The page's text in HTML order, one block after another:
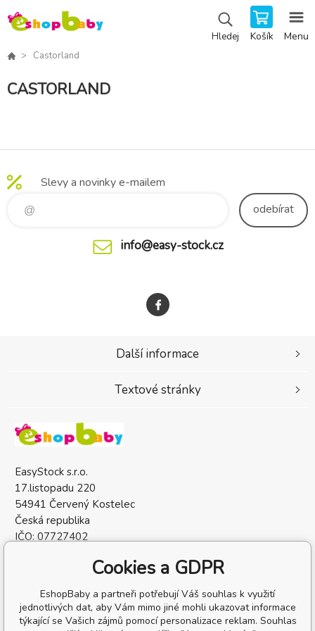
Hledej Košík Menu
Castorland
CASTORLAND
Slevy a novinky e-mailem
odebírat
info@easy-stock.cz
EasyStock s.r.o.
17.listopadu 220
54941 Červený Kostelec
Česká republika
IČO: 07727402
Další informace
Textové stránky
Cookies a GDPR
EshopBaby a partneři potřebují Váš souhlas k využití
jednotlivých dat, aby Vám mimo jiné mohli ukazovat informace
týkající se Vašich zájmů pomocí personalizace reklam. Souhlas